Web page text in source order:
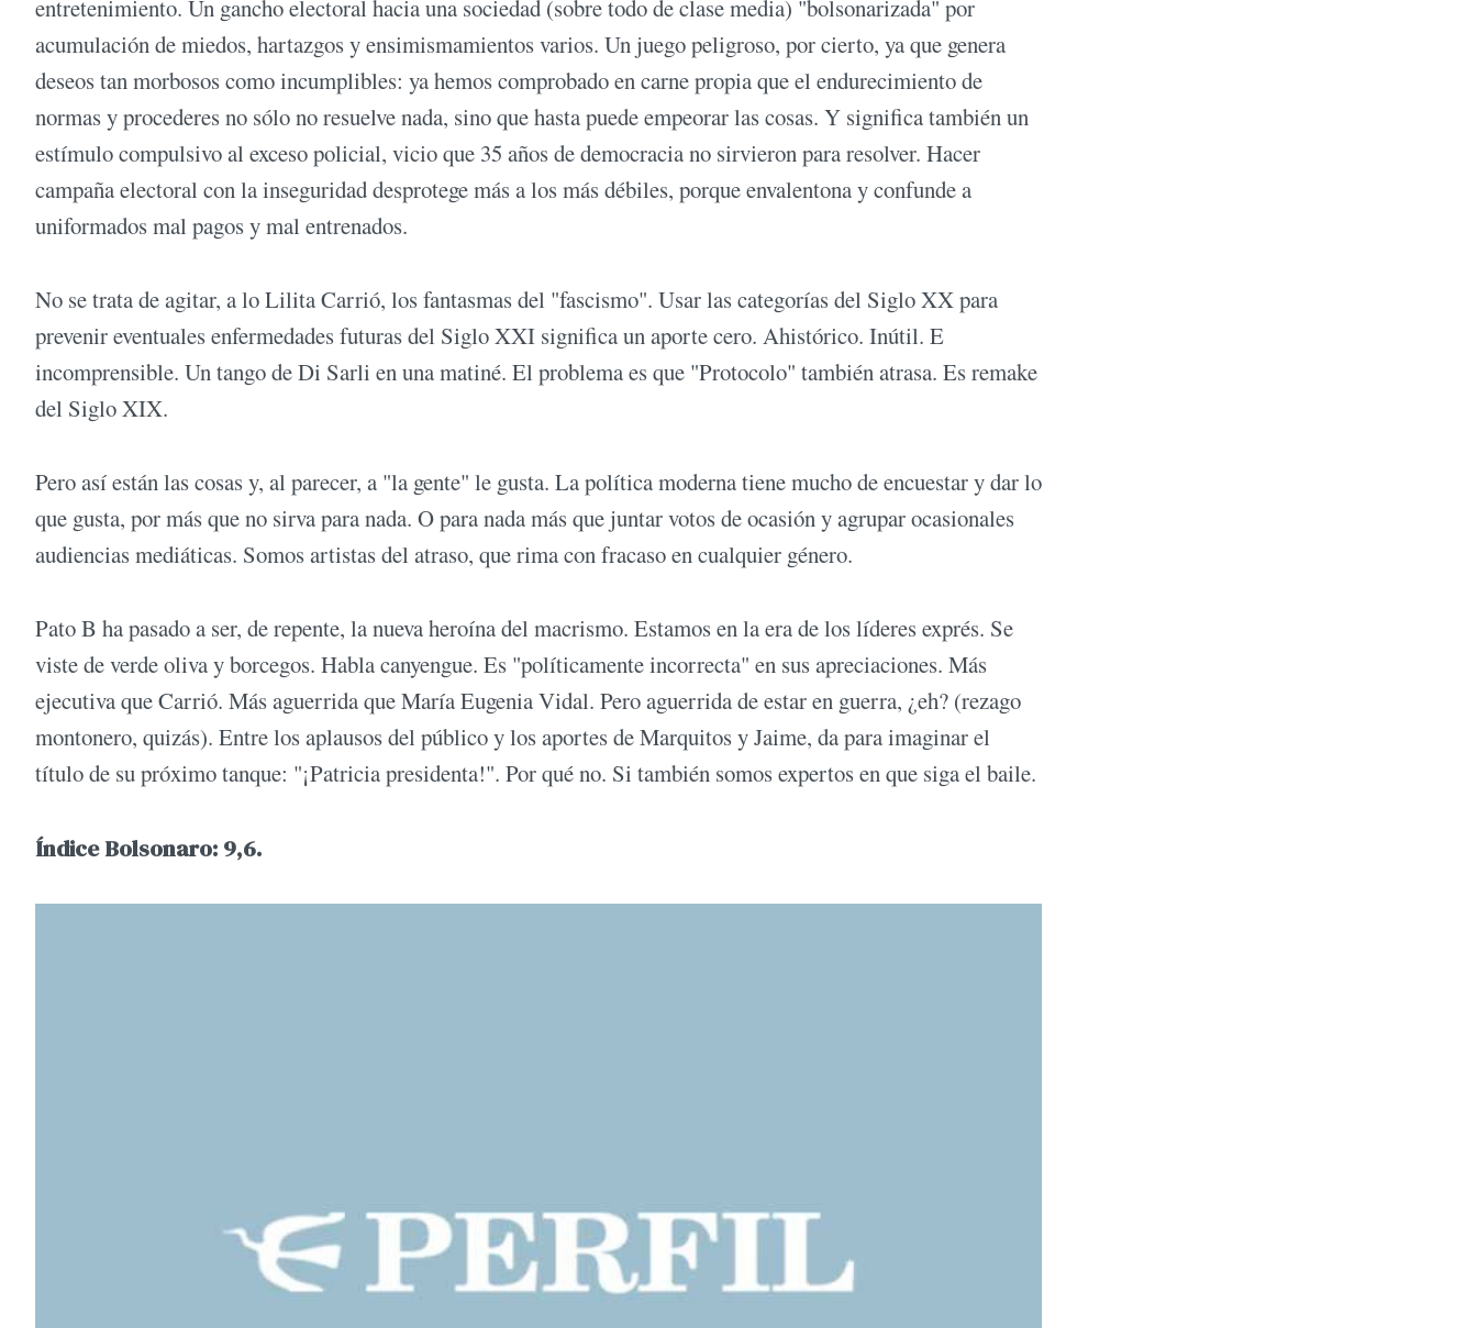
entretenimiento. Un gancho electoral hacia una sociedad (sobre todo de clase media) "bolsonarizada" por
acumulación de miedos, hartazgos y ensimismamientos varios. Un juego peligroso, por cierto, ya que genera
deseos tan morbosos como incumplibles: ya hemos comprobado en carne propia que el endurecimiento de
normas y procederes no sólo no resuelve nada, sino que hasta puede empeorar las cosas. Y significa también un
estímulo compulsivo al exceso policial, vicio que 35 años de democracia no sirvieron para resolver. Hacer
campaña electoral con la inseguridad desprotege más a los más débiles, porque envalentona y confunde a
uniformados mal pagos y mal entrenados.
No se trata de agitar, a lo Lilita Carrió, los fantasmas del "fascismo". Usar las categorías del Siglo XX para
prevenir eventuales enfermedades futuras del Siglo XXI significa un aporte cero. Ahistórico. Inútil. E
incomprensible. Un tango de Di Sarli en una matiné. El problema es que "Protocolo" también atrasa. Es remake
del Siglo XIX.
Pero así están las cosas y, al parecer, a "la gente" le gusta. La política moderna tiene mucho de encuestar y dar lo
que gusta, por más que no sirva para nada. O para nada más que juntar votos de ocasión y agrupar ocasionales
audiencias mediáticas. Somos artistas del atraso, que rima con fracaso en cualquier género.
Pato B ha pasado a ser, de repente, la nueva heroína del macrismo. Estamos en la era de los líderes exprés. Se
viste de verde oliva y borcegos. Habla canyengue. Es "políticamente incorrecta" en sus apreciaciones. Más
ejecutiva que Carrió. Más aguerrida que María Eugenia Vidal. Pero aguerrida de estar en guerra, ¿eh? (rezago
montonero, quizás). Entre los aplausos del público y los aportes de Marquitos y Jaime, da para imaginar el
título de su próximo tanque: "¡Patricia presidenta!". Por qué no. Si también somos expertos en que siga el baile.
Índice Bolsonaro: 9,6.